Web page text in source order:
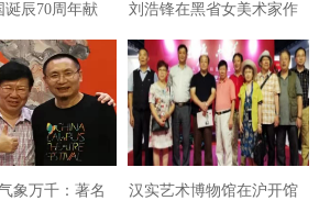
诞辰70周年献
省女美术家作
近日开幕
刘浩锋在黑省女美术家作
品展畅谈东方文化复兴
象万千：著名 汉实艺术博物馆在沪开馆